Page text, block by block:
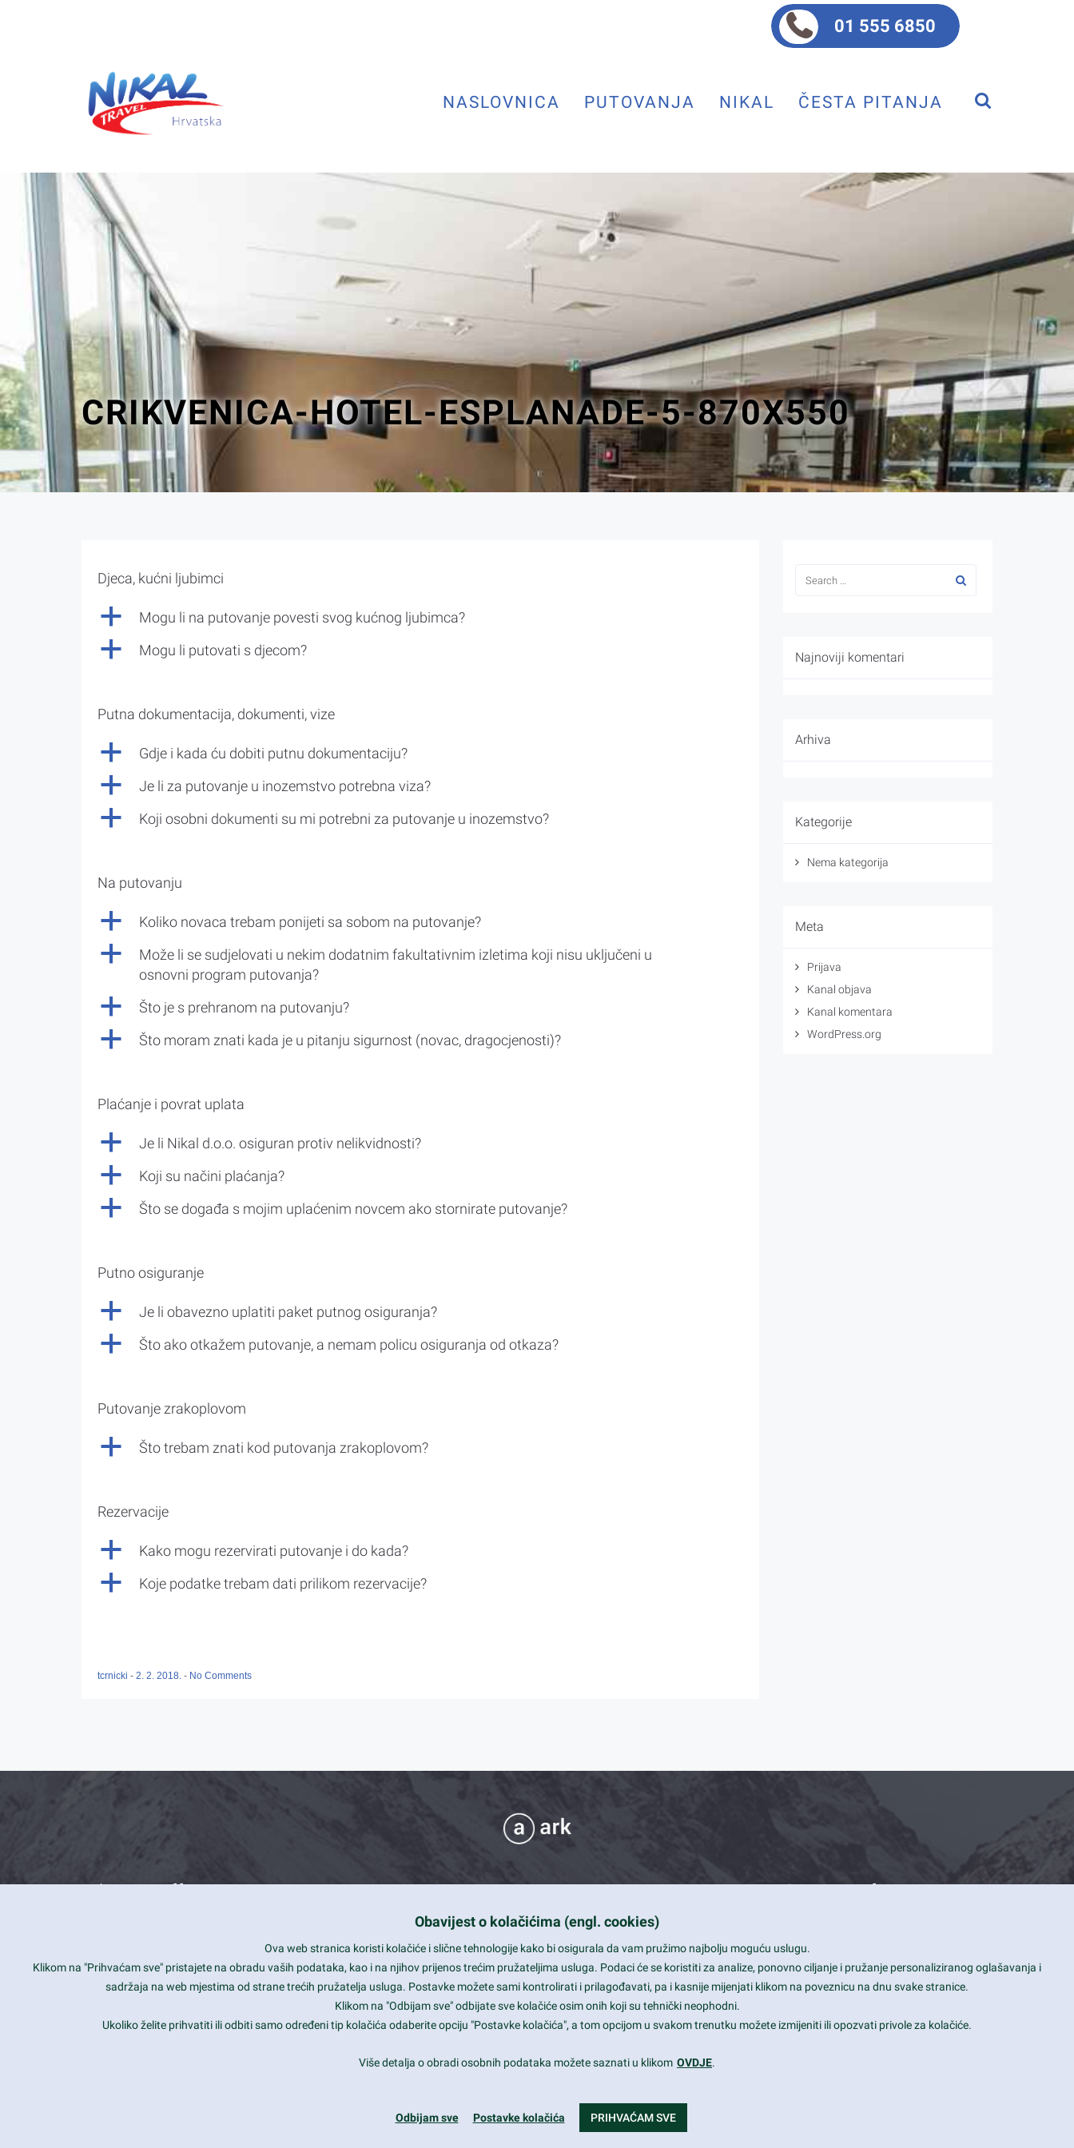
01 555 6850
NASLOVNICA PUTOVANJA NIKAL ČESTA PITANJA
CRIKVENICA-HOTEL-ESPLANADE-5-870X550
Djeca, kućni ljubimci
a Mogu li na putovanje povesti svog kućnog ljubimca?
a Mogu li putovati s djecom?
Putna dokumentacija, dokumenti, vize
a Gdje i kada ću dobiti putnu dokumentaciju?
a Je li za putovanje u inozemstvo potrebna viza?
a Koji osobni dokumenti su mi potrebni za putovanje u inozemstvo?
Na putovanju
a Koliko novaca trebam ponijeti sa sobom na putovanje?
a
Može li se sudjelovati u nekim dodatnim fakultativnim izletima koji nisu uključeni u
osnovni program putovanja?
a Što je s prehranom na putovanju?
a Što moram znati kada je u pitanju sigurnost (novac, dragocjenosti)?
Plaćanje i povrat uplata
a Je li Nikal d.o.o. osiguran protiv nelikvidnosti?
a Koji su načini plaćanja?
a Što se događa s mojim uplaćenim novcem ako stornirate putovanje?
Putno osiguranje
a Je li obavezno uplatiti paket putnog osiguranja?
a Što ako otkažem putovanje, a nemam policu osiguranja od otkaza?
Putovanje zrakoplovom
a Što trebam znati kod putovanja zrakoplovom?
Rezervacije
a Kako mogu rezervirati putovanje i do kada?
a Koje podatke trebam dati prilikom rezervacije?
tcrnicki - 2. 2. 2018. - No Comments
Najnoviji komentari
Arhiva
Kategorije
Nema kategorija
Meta
Prijava
Kanal objava
Kanal komentara
WordPress.org
What we offer
Is your website user friendly?
Ark offers weekly stunning designs.
Why our customers love Ark?
Smart and beautiful design
Unlimited Eelements
Mobile ready
Contact Info
View, CA 94043
+1 650-253-0000
Daily: 9:00 am - 6:00 pm
Obavijest o kolačićima (engl. cookies)
Ova web stranica koristi kolačiće i slične tehnologije kako bi osigurala da vam pružimo najbolju moguću uslugu.
Klikom na "Prihvaćam sve" pristajete na obradu vaših podataka, kao i na njihov prijenos trećim pružateljima usluga. Podaci će se koristiti za analize, ponovno ciljanje i pružanje personaliziranog oglašavanja i
sadržaja na web mjestima od strane trećih pružatelja usluga. Postavke možete sami kontrolirati i prilagođavati, pa i kasnije mijenjati klikom na poveznicu na dnu svake stranice.
Klikom na "Odbijam sve" odbijate sve kolačiće osim onih koji su tehnički neophodni.
Ukoliko želite prihvatiti ili odbiti samo određeni tip kolačića odaberite opciju "Postavke kolačića", a tom opcijom u svakom trenutku možete izmijeniti ili opozvati privole za kolačiće.
Više detalja o obradi osobnih podataka možete saznati u klikom OVDJE.
Odbijam sve Postavke kolačića PRIHVAĆAM SVE